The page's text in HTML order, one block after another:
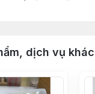
dịch vụ khác